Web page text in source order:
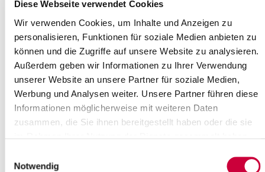
Diese Webseite verwendet Cookies
Wir verwenden Cookies, um Inhalte und Anzeigen zu
personalisieren, Funktionen für soziale Medien anbieten zu
können und die Zugriffe auf unsere Website zu analysieren.
Außerdem geben wir Informationen zu Ihrer Verwendung
unserer Website an unsere Partner für soziale Medien,
Werbung und Analysen weiter. Unsere Partner führen diese
Informationen möglicherweise mit weiteren Daten
zusammen, die Sie ihnen bereitgestellt haben oder die sie
Notwendig
Where exactly?
Category:
Gottesdienste
Source
Ev.-Luth. Kirchengemeinde Wilster
Am Markt 12a
25554 Wilster
Phone:+49 4823 255
Back to selection